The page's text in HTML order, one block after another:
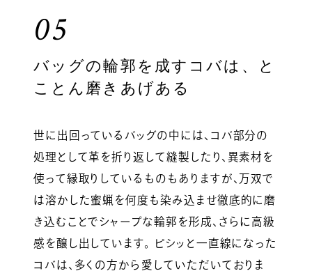
05
バッグの輪郭を成すコバは、と
ことん磨きあげある
世に出回っているバッグの中には、コバ部分の
処理として革を折り返して縫製したり、異素材を
使って縁取りしているものもありますが、万双で
は溶かした蜜蝋を何度も染み込ませ徹底的に磨
き込むことでシャープな輪郭を形成、さらに高級
感を醸し出しています。 ピシッと一直線になった
コバは、多くの方から愛していただいておりま